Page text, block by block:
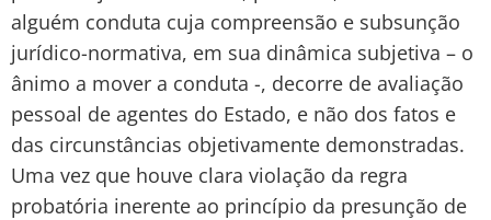
alguém conduta cuja compreensão e subsunção
jurídico-normativa, em sua dinâmica subjetiva – o
ânimo a mover a conduta -, decorre de avaliação
pessoal de agentes do Estado, e não dos fatos e
das circunstâncias objetivamente demonstradas.
Uma vez que houve clara violação da regra
probatória inerente ao princípio da presunção de